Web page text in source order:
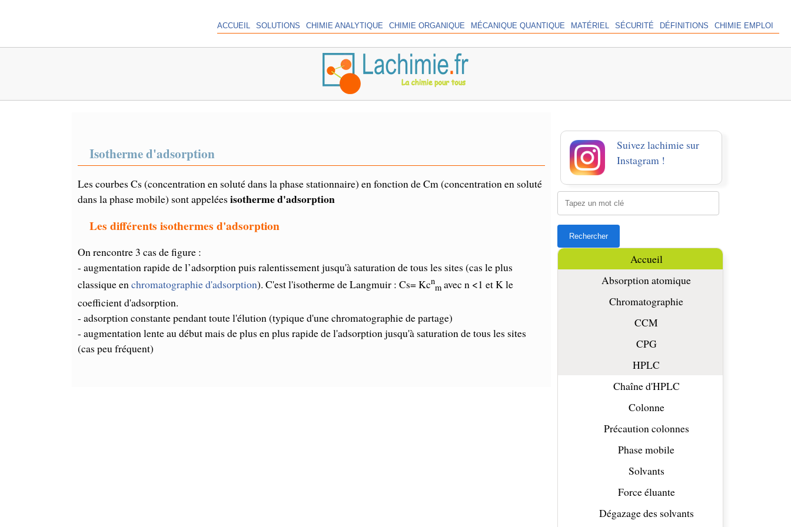
ACCUEIL SOLUTIONS CHIMIE ANALYTIQUE CHIMIE ORGANIQUE MÉCANIQUE QUANTIQUE MATÉRIEL SÉCURITÉ DÉFINITIONS CHIMIE EMPLOI
Isotherme d'adsorption
Les courbes Cs (concentration en soluté dans la phase stationnaire) en fonction de Cm (concentration en soluté
dans la phase mobile) sont appelées isotherme d'adsorption
Les différents isothermes d'adsorption
On rencontre 3 cas de figure :
- augmentation rapide de l’adsorption puis ralentissement jusqu'à saturation de tous les sites (cas le plus
classique enchromatographie d'adsorption). C'est l'isotherme de Langmuir : Cs= Kcn
m avec n <1 et K le
coefficient d'adsorption.
- adsorption constante pendant toute l'élution (typique d'une chromatographie de partage)
- augmentation lente au début mais de plus en plus rapide de l'adsorption jusqu'à saturation de tous les sites
(cas peu fréquent)
Suivez lachimie sur
Instagram !
Accueil
Absorption atomique
Chromatographie
CCM
CPG
HPLC
Chaîne d'HPLC
Colonne
Précaution colonnes
Phase mobile
Solvants
Force éluante
Dégazage des solvants